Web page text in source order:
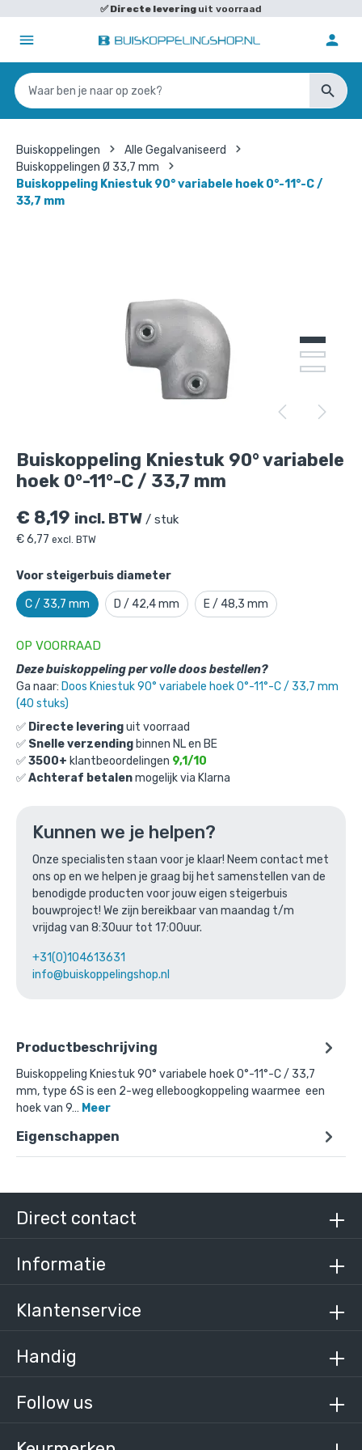
✅Directe levering uit voorraad
Buiskoppelingen
Alle Gegalvaniseerd
Buiskoppelingen Ø 33,7 mm
Buiskoppeling Kniestuk 90° variabele hoek 0°-11°-C /
33,7 mm
Buiskoppeling Kniestuk 90° variabele
hoek 0°-11°-C / 33,7 mm
€ 8,19 incl. BTW / stuk
€6,77 excl. BTW
Voor steigerbuis diameter
C / 33,7 mm D / 42,4 mm E / 48,3 mm
OP VOORRAAD
Deze buiskoppeling per volle doos bestellen?
Ga naar: Doos Kniestuk 90° variabele hoek 0°-11°-C / 33,7 mm
(40 stuks)
✅ Directe leveringuit voorraad
✅ Snelle verzending binnen NL en BE
✅3500+ klantbeoordelingen 9,1/10
✅Achteraf betalenmogelijk via Klarna
Kunnen we je helpen?
Onze specialisten staan voor je klaar! Neem contact met
ons op en we helpen je graag bij het samenstellen van de
benodigde producten voor jouw eigen steigerbuis
bouwproject! We zijn bereikbaar van maandag t/m
vrijdag van 8:30uur tot 17:00uur.
+31(0)104613631
info@buiskoppelingshop.nl
Productbeschrijving
Buiskoppeling Kniestuk 90° variabele hoek 0°-11°-C / 33,7
mm, type 6S is een 2-weg elleboogkoppeling waarmee een
hoek van 9… Meer
Eigenschappen
Buiskoppeling Kniestuk 90° variabele
is toegevoegd aan je
Buiskoppeling Kniestuk 90° variabele
Productnummer: 101006SC
€8,19
€6,77 excl. BTW
Ga naar winkelmandje
Bovenstaande product wordt vaak
gecombineerd met:
Follow us
Direct contact
Informatie
Klantenservice
Handig